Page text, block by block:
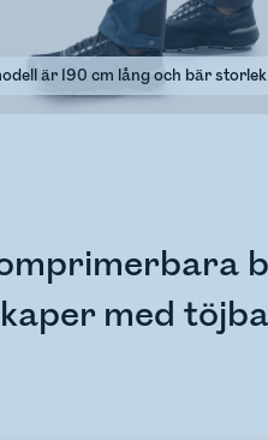
är 190 cm lång och bär
med